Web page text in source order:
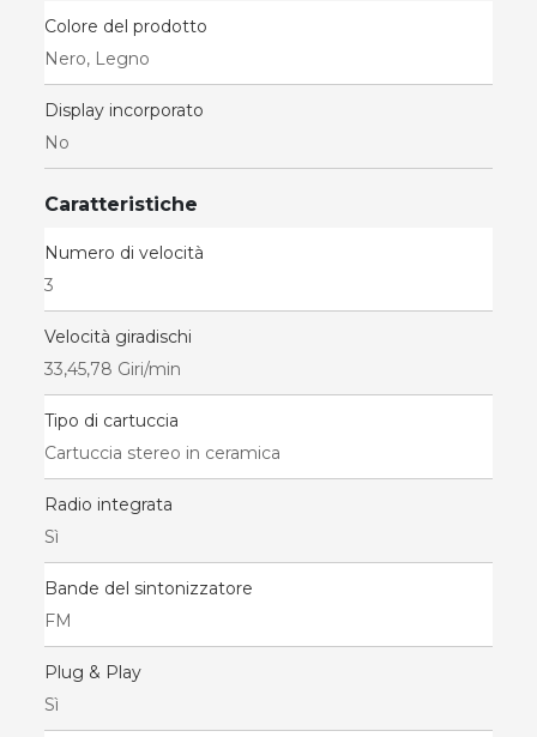
Colore del prodotto
Nero, Legno
Display incorporato
No
Caratteristiche
Numero di velocità
3
Velocità giradischi
33,45,78 Giri/min
Tipo di cartuccia
Cartuccia stereo in ceramica
Radio integrata
Sì
Bande del sintonizzatore
FM
Plug & Play
Sì